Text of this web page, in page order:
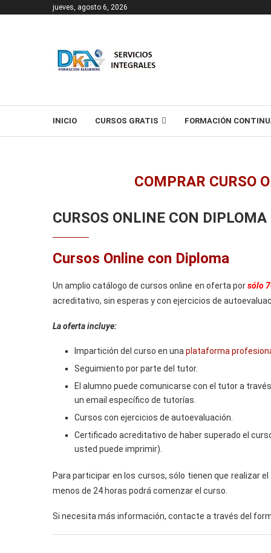
jueves, agosto 6, 2026
INICIO CURSOS GRATIS FORMACIÓN
COMPRAR CURSO
CURSOS ONLINE CON DIPLOMA
Cursos Online con Diploma
Un amplio catálogo de cursos online en oferta porsólo
acreditativo, sin esperas y con ejercicios de
La oferta incluye:
Impartición del curso en una plataforma
Seguimiento por parte del tutor.
El alumno puede comunicarse con el tutor a
un email específico de tutorías.
Cursos con ejercicios de autoevaluación.
Certificado acreditativo de haber superado el
usted puede imprimir).
Para participar en los cursos, sólo tienen que realizar
menos de 24 horas podrá comenzar el curso.
Si necesita más información, contacte a través del